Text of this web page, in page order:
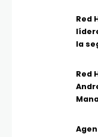
Red
la
Red